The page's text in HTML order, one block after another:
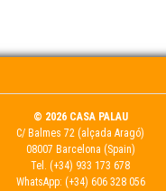
© 2026 CASA PALAU
C/ Balmes 72 (alçada Aragó)
08007 Barcelona (Spain)
Tel. (+34) 933 173 678
WhatsApp: (+34) 606 328 056